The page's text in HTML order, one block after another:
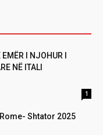
I NJOHUR I
NË ITALI
1
Shtator 2025